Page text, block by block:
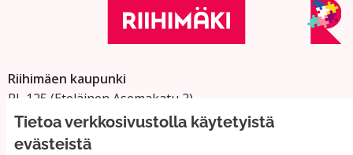
Tietoa verkkosivustolla käytetyistä
evästeistä
Riihimäen kaupunki
PL 125 (Eteläinen Asemakatu 2)
11101 Riihimäki
Vaihde: 019 758 4000